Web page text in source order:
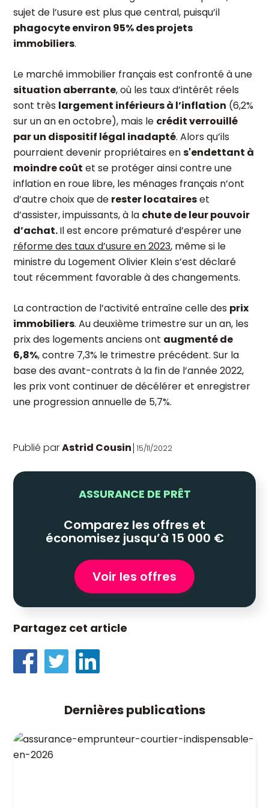
sujet de l’usure est plus que central, puisqu’il
phagocyte environ 95% des projets
immobiliers.
Le marché immobilier français est confronté à une
situation aberrante, où les taux d’intérêt réels
sont très largement inférieurs à l’inflation (6,2%
sur un an en octobre), mais le crédit verrouillé
par un dispositif légal inadapté. Alors qu’ils
pourraient devenir propriétaires ens'endettant à
moindre coût et se protéger ainsi contre une
inflation en roue libre, les ménages français n’ont
d’autre choix que de rester locataireset
d’assister, impuissants, à la chute de leur pouvoir
d’achat.Il est encore prématuré d’espérer une
réforme des taux d’usure en 2023, même si le
ministre du Logement Olivier Klein s’est déclaré
tout récemment favorable à des changements.
La contraction de l’activité entraîne celle des prix
immobiliers. Au deuxième trimestre sur un an, les
prix des logements anciens ont augmenté de
6,8%, contre 7,3% le trimestre précédent. Sur la
base des avant-contrats à la fin de l’année 2022,
les prix vont continuer de décélérer et enregistrer
une progression annuelle de 5,7%.
Publié parAstrid Cousin 15/11/2022
ASSURANCE DE PRÊT
Comparez les offres et
économisez jusqu’à 15 000 €
Voir les offres
Partagez cet article
Dernières publications